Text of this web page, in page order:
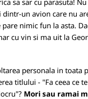
sa sar cu parasuta!
dintr-un avion care nu
nimic fun la asta.
cu vin si ma uit la
personala in toata
titlului - "Fa ceea ce
Mori sau ramai